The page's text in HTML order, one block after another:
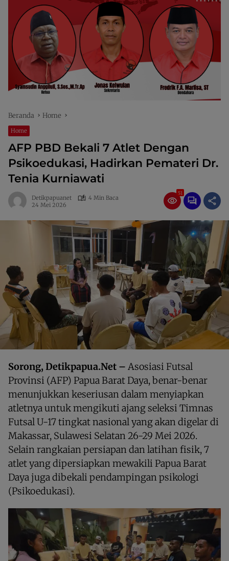
Beranda Home
Home
AFP PBD Bekali 7 Atlet Dengan
Psikoedukasi, Hadirkan Pemateri Dr.
Tenia Kurniawati
Detikpapuanet
4 Min Baca
24 Mei 2026
51
Sorong, Detikpapua.Net – Asosiasi Futsal
Provinsi (AFP) Papua Barat Daya, benar-benar
menunjukkan keseriusan dalam menyiapkan
atletnya untuk mengikuti ajang seleksi Timnas
Futsal U-17 tingkat nasional yang akan digelar di
Makassar, Sulawesi Selatan 26-29 Mei 2026.
Selain rangkaian persiapan dan latihan fisik, 7
atlet yang dipersiapkan mewakili Papua Barat
Daya juga dibekali pendampingan psikologi
(Psikoedukasi).